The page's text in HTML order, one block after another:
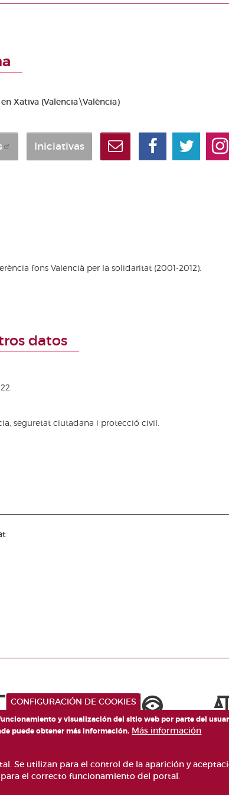
Xativa (Valencia\València)
Iniciativas
fons Valencià per la solidaritat (2001-2012).
datos
seguretat ciutadana i protecció civil.
CONFIGURACIÓN DE COOKIES
y visualización del sitio web por parte del
puede obtener más información. Más información
Se utilizan para el control de la aparición y
el correcto funcionamiento del portal.